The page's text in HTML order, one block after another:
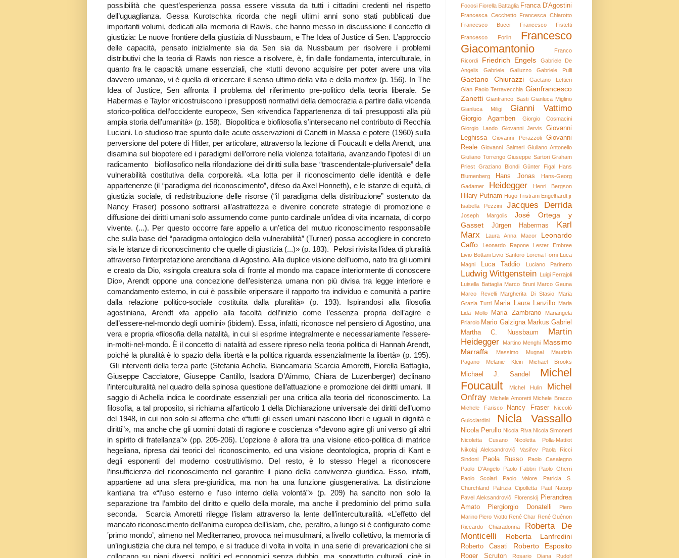
Focosi Fiorella Battaglia Franca D'Agostini
Francesca Cecchetto
Francesca Chiarotto
Francesco Bucci
Francesco Fistetti
Francesco Forlin
Francesco
Giacomantonio
Franco
Ricordi
Friedrich Engels
Gabriele De
Angelis
Gabriele Galluzzo Gabriele Pulli
Gaetano Chiurazzi
Gaetano Lettieri
Gian Paolo Terravecchia Gianfrancesco
Zanetti Gianfranco Basti Gianluca Miglino
Gianluca Miligi
Gianni Vattimo
Giorgio Agamben
Giorgio Cosmacini
Giorgio Lando
Giovanni Jervis
Giovanni
Leghissa
Giovanni Perazzoli
Giovanni
Reale
Giovanni Salmeri Giuliano Antonello
Giuliano Torrengo Giuseppe Sartori Graham
Priest Graziano Biondi Günter Figal
Hans
Blumenberg
Hans Jonas
Hans-Georg
Gadamer
Heidegger Henri Bergson
Hilary Putnam Hugo Tristram Engelhardt jr
Isabella Pezzini
Jacques Derrida
Joseph Margolis
José Ortega y
Gasset
Jürgen Habermas
Karl
Marx
Laura Anna Macor
Leonardo
Caffo
Leonardo Rapone
Lester Embree
Livio Bottani Livio Santoro Lorena Forni Luca
Magni
Luca Taddio Luciano Parinetto
Ludwig Wittgenstein Luigi Ferrajoli
Luisella Battaglia Marco Bruni Marco Geuna
Marco Revelli
Margherita Di Stasio
Maria
Grazia Turri Maria Laura Lanzillo Maria
Lida Mollo
Maria Zambrano
Mariangela
Priarolo Mario Galzigna Markus Gabriel
Martha C. Nussbaum
Martin
Heidegger
Martino Menghi Massimo
Marraffa
Massimo Mugnai
Maurizio
Pagano
Melanie Klein Michael Brooks
Michael J. Sandel
Michel
Foucault
Michel Hulin
Michel
Onfray
Michele Amoretti Michele Bracco
Michele Farisco
Nancy Fraser Niccolò
Guicciardini Nicla Vassallo
Nicola Perullo Nicola Riva Nicola Simonetti
Nicoletta Cusano
Nicoletta Polla-Mattiot
Nikolaj Aleksandrovič Vasil’ev
Paola Ricci
Sindoni
Paola Russo
Paolo Casalegno
Paolo D'Angelo
Paolo Fabbri
Paolo Gherri
Paolo Scolari
Paolo Valore
Patricia S.
Churchland
Patrizia Cipolletta
Paul Natorp
Pavel Aleksandrovič Florenskij
Pierandrea
Amato
Piergiorgio Donatelli
Piero
Marino Piero Viotto René Char René Guénon
Riccardo Chiaradonna
Roberta De
Monticelli
Roberta Lanfredini
Roberto Casati Roberto Esposito
Roger Scruton Rosario Diana Rudolf